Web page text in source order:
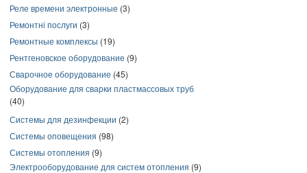
Реле времени электронные (3)
Ремонтнi послуги (3)
Ремонтные комплексы (19)
Рентгеновское оборудование (9)
Сварочное оборудование (45)
Оборудование для сварки пластмассовых труб
(40)
Системы для дезинфекции (2)
Системы оповещения (98)
Системы отопления (9)
Электрооборудование для систем отопления (9)